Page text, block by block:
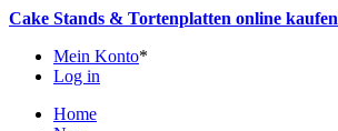
Cake Stands & Tortenplatten online kaufen
Mein Konto*
Log in
Home